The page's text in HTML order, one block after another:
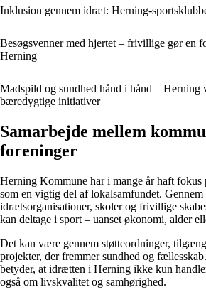
Inklusion gennem idræt: Herning-
Besøgsvenner med hjertet – frivillige gør en
Herning
Madspild og sundhed hånd i hånd – Herning
bæredygtige initiativer
Samarbejde mellem
foreninger
Herning Kommune har i mange år haft fokus
som en vigtig del af lokalsamfundet. Gennem
idrætsorganisationer, skoler og frivillige
kan deltage i sport – uanset økonomi, alder
Det kan være gennem støtteordninger,
projekter, der fremmer sundhed og
betyder, at idrætten i Herning ikke kun
også om livskvalitet og samhørighed.